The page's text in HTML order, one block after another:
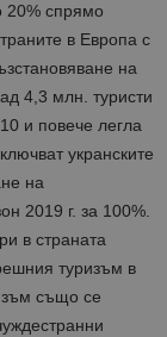
20% спрямо
в Европа с
на
4,3 млн. туристи
и повече легла
укранските
на
2019 г. за 100%.
в страната
туризъм в
също се